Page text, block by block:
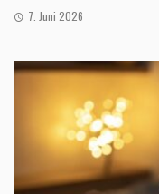
7. Juni 2026